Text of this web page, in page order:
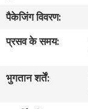
गुणवत्ता
नियंत्रण
संपर्क
करें
पैकेजिंग विवरण:
प्रसव के समय:
भुगतान शर्तें: